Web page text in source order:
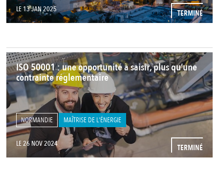
LE 13 JAN 2025 TERMINÉ
ISO 50001 : une opportunité à saisir, plus qu’une
contrainte réglementaire
NORMANDIE MAÎTRISE DE L'ÉNERGIE
LE 26 NOV 2024 TERMINÉ